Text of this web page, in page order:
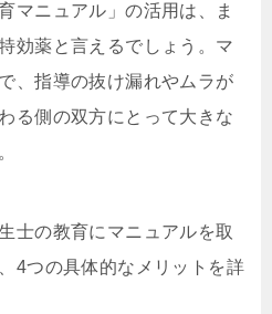
マニュアル」の活用は、ま
効薬と言えるでしょう。マ
、指導の抜け漏れやムラが
る側の双方にとって大きな
士の教育にマニュアルを取
4つの具体的なメリットを詳